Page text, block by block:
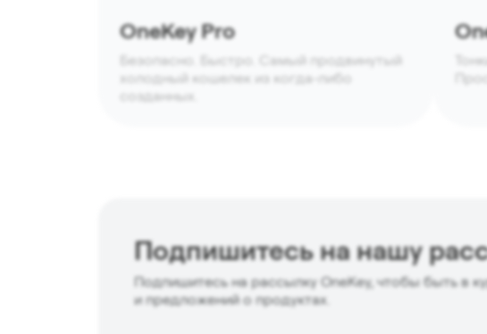
OneKey Pro
Безопасно. Быстро. Самый продвинутый
холодный кошелек из когда-либо
созданных.
Подпишитесь на нашу
Подпишитесь на рассылку OneKey, чтобы быть в
и предложений о продуктах.